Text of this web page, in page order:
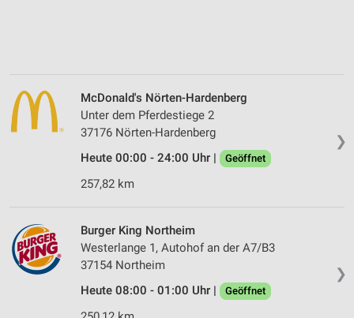
❯
McDonald's Nörten-Hardenberg
Unter dem Pferdestiege 2
37176 Nörten-Hardenberg
Heute 00:00 - 24:00 Uhr |
Geöffnet
257,82 km
❯
Burger King Northeim
Westerlange 1, Autohof an der A7/B3
37154 Northeim
Heute 08:00 - 01:00 Uhr |
Geöffnet